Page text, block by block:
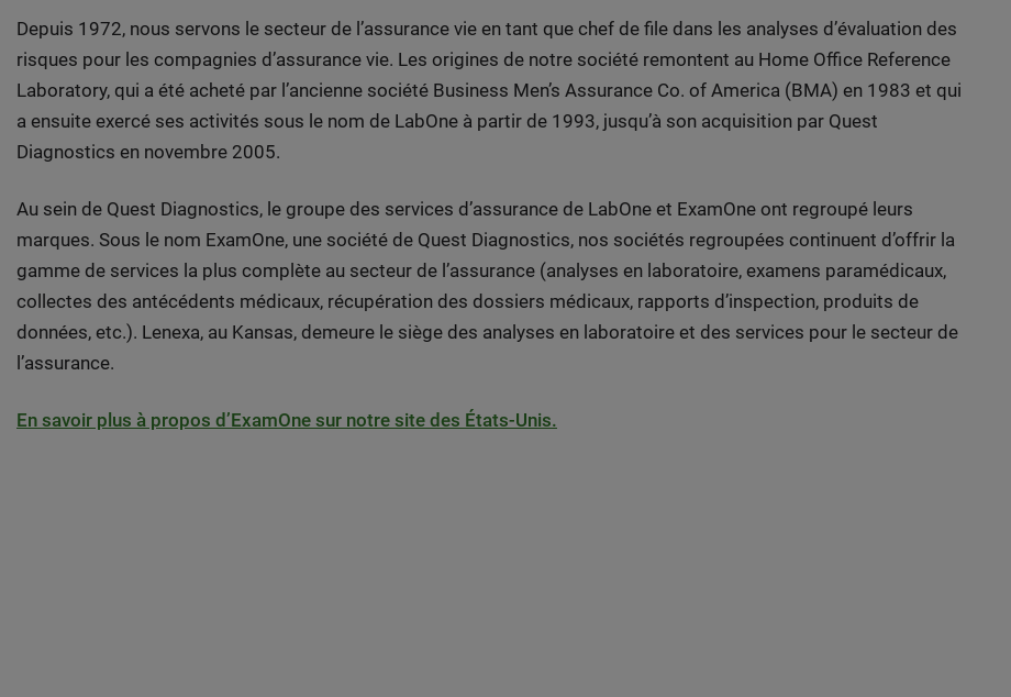
Depuis 1972, nous servons le secteur de l’assurance vie en tant que chef de file dans les analyses d’évaluation des
risques pour les compagnies d’assurance vie. Les origines de notre société remontent au Home Office Reference
Laboratory, qui a été acheté par l’ancienne société Business Men’s Assurance Co. of America (BMA) en 1983 et qui
a ensuite exercé ses activités sous le nom de LabOne à partir de 1993, jusqu’à son acquisition par Quest
Diagnostics en novembre 2005.
Au sein de Quest Diagnostics, le groupe des services d’assurance de LabOne et ExamOne ont regroupé leurs
marques. Sous le nom ExamOne, une société de Quest Diagnostics, nos sociétés regroupées continuent d’offrir la
gamme de services la plus complète au secteur de l’assurance (analyses en laboratoire, examens paramédicaux,
collectes des antécédents médicaux, récupération des dossiers médicaux, rapports d’inspection, produits de
données, etc.). Lenexa, au Kansas, demeure le siège des analyses en laboratoire et des services pour le secteur de
l’assurance.
En savoir plus à propos d’ExamOne sur notre site des États-Unis.